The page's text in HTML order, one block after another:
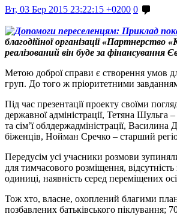
Вт, 03 Бер 2015 23:22:15 +0200 0
благодійної організації
реалізований він буде за фінансування
Метою доброї справи є створення умов
груп. До того ж пріоритетними
Під час презентації проекту своїми
державної адміністрації, Тетяна
та сім’ї облдержадміністрації,
біженців, Нойман Сречко – старший
Передусім усі учасники розмови
для тимчасового розміщення,
одиниці, наявність серед переміщених
Тож хто, власне, охоплений благими
позбавлених батьківського піклування;